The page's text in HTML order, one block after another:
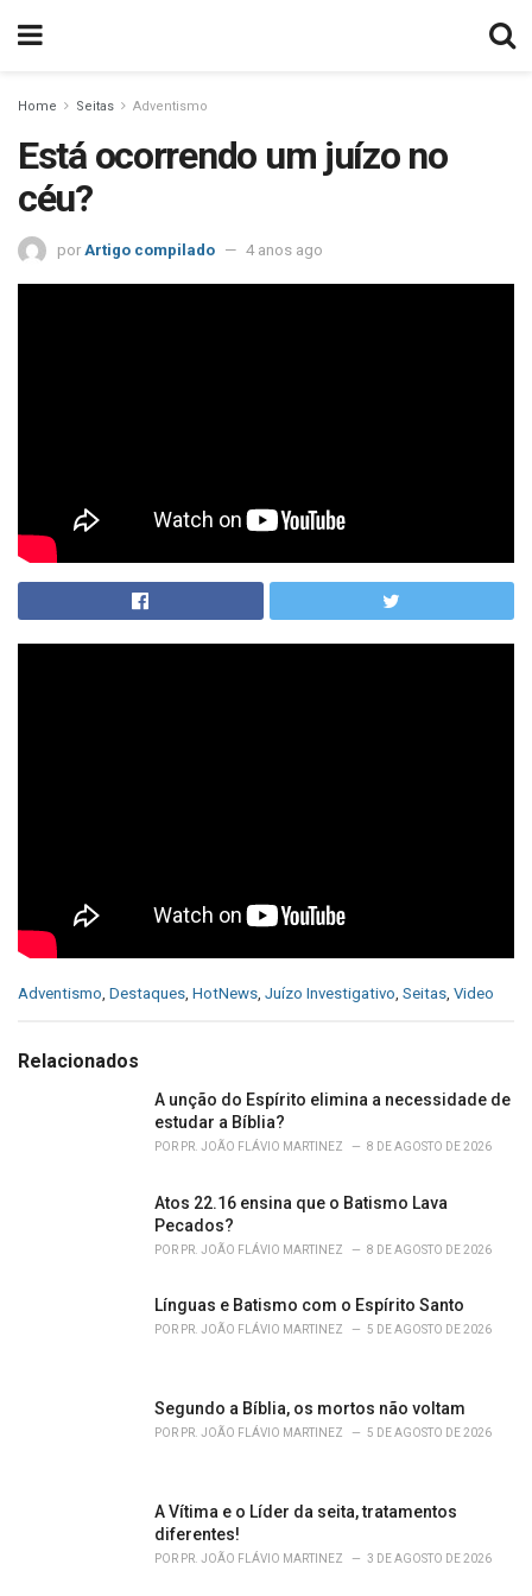
Home Seitas Adventismo
Está ocorrendo um juízo no
céu?
por Artigo compilado 4 anos ago
C
e
Adventismo Destaques HotNews Juízo Investigativo Seitas Video
Relacionados
A unção do Espírito elimina a necessidade de
estudar a Bíblia?
POR PR. JOÃO FLÁVIO MARTINEZ 8 DE AGOSTO DE 2026
Atos 22.16 ensina que o Batismo Lava
Pecados?
POR PR. JOÃO FLÁVIO MARTINEZ 8 DE AGOSTO DE 2026
Línguas e Batismo com o Espírito Santo
POR PR. JOÃO FLÁVIO MARTINEZ 5 DE AGOSTO DE 2026
Segundo a Bíblia, os mortos não voltam
POR PR. JOÃO FLÁVIO MARTINEZ 5 DE AGOSTO DE 2026
A Vítima e o Líder da seita, tratamentos
diferentes!
POR PR. JOÃO FLÁVIO MARTINEZ 3 DE AGOSTO DE 2026